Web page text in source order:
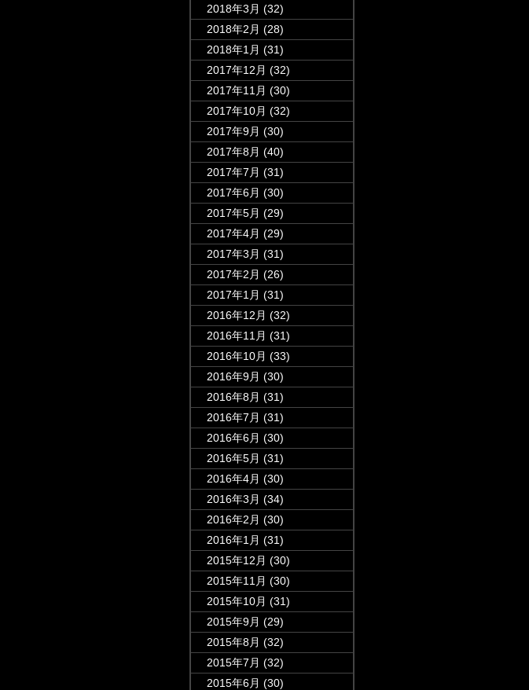
2018年3月 (32)
2018年2月 (28)
2018年1月 (31)
2017年12月 (32)
2017年11月 (30)
2017年10月 (32)
2017年9月 (30)
2017年8月 (40)
2017年7月 (31)
2017年6月 (30)
2017年5月 (29)
2017年4月 (29)
2017年3月 (31)
2017年2月 (26)
2017年1月 (31)
2016年12月 (32)
2016年11月 (31)
2016年10月 (33)
2016年9月 (30)
2016年8月 (31)
2016年7月 (31)
2016年6月 (30)
2016年5月 (31)
2016年4月 (30)
2016年3月 (34)
2016年2月 (30)
2016年1月 (31)
2015年12月 (30)
2015年11月 (30)
2015年10月 (31)
2015年9月 (29)
2015年8月 (32)
2015年7月 (32)
2015年6月 (30)